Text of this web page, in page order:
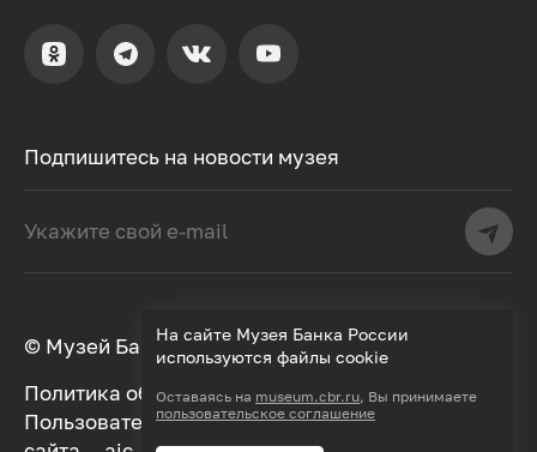
Подпишитесь на новости музея
© Музей Банка России, 2000–2026
Политика обработки персональных данных
Пользовательское соглашение
На сайте Музея Банка России
используются файлы cookie
Оставаясь на museum.cbr.ru, Вы принимаете
пользовательское соглашение